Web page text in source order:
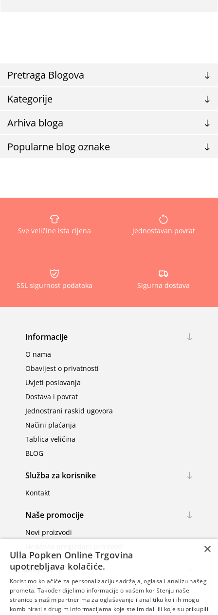
Pretraga Blogova
Kategorije
Arhiva bloga
Popularne blog oznake
Sve veličine ista cijena Jednostavan povrat
SSL sigurnost podataka Sigurna dostava
Informacije
O nama
Obavijest o privatnosti
Uvjeti poslovanja
Dostava i povrat
Jednostrani raskid ugovora
Načini plaćanja
Tablica veličina
BLOG
Služba za korisnike
Kontakt
Naše promocije
Novi proizvodi
Moj račun
Moj račun
Narudžbe
×
Ulla Popken Online Trgovina
upotrebljava kolačiće.
Koristimo kolačiće za personalizaciju sadržaja, oglasa i analizu našeg
prometa. Također dijelimo informacije o vašem korištenju naše
stranice s našim partnerima za oglašavanje i analitiku koji ih mogu
kombinirati s drugim informacijama koje ste im dali ili koje su prikupili